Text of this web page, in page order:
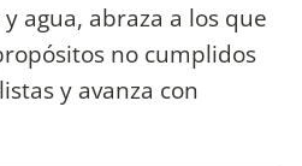
agua, abraza a los que
no cumplidos
y avanza con